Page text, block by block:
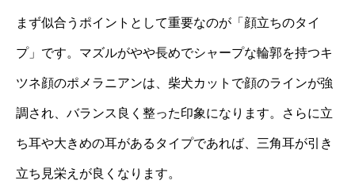
まず似合うポイントとして重要なのが「顔立ちのタイ
プ」です。マズルがやや長めでシャープな輪郭を持つキ
ツネ顔のポメラニアンは、柴犬カットで顔のラインが強
調され、バランス良く整った印象になります。さらに立
ち耳や大きめの耳があるタイプであれば、三角耳が引き
立ち見栄えが良くなります。